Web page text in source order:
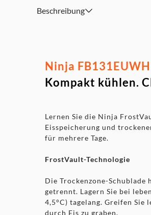
Beschreibung
Ninja
Kompakt kühlen.
Lernen Sie die Ninja
Eisspeicherung und
für mehrere Tage.
FrostVault-Technologie
Die Trockenzone-
getrennt. Lagern Sie bei
4,5°C) tagelang. Greifen
durch Eis zu graben.